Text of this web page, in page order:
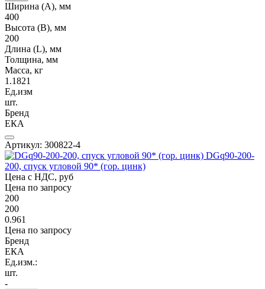
Ширина (А), мм
400
Высота (В), мм
200
Длина (L), мм
Толщина, мм
Масса, кг
1.1821
Ед.изм
шт.
Бренд
ЕКА
Артикул: 300822-4
DGq90-200-
200, спуск угловой 90* (гор. цинк)
Цена с НДС, руб
Цена по запросу
200
200
0.961
Цена по запросу
Бренд
ЕКА
Ед.изм.:
шт.
-